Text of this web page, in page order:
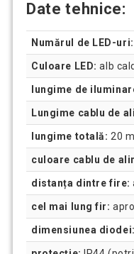
Date tehnice:
Numărul de LED-uri:
Culoare LED: alb cald
lungime de
Lungime cablu de
lungime totală: 20 m
culoare cablu de
distanța dintre fire:
cel mai lung fir:
dimensiunea diodei: